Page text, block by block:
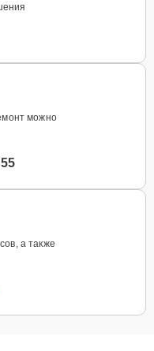
можно
а также